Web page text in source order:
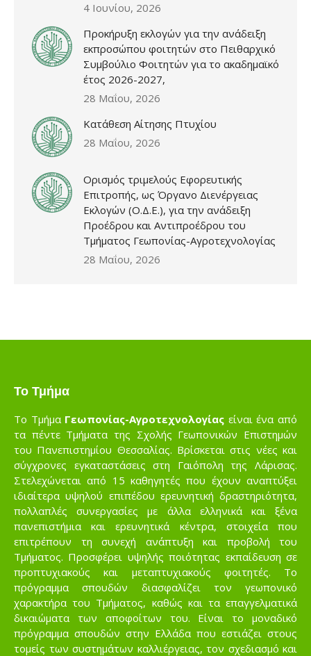
4 Ιουνίου, 2026
Προκήρυξη εκλογών για την ανάδειξη
εκπροσώπου φοιτητών στο Πειθαρχικό
Συμβούλιο Φοιτητών για το ακαδημαϊκό
έτος 2026-2027,
28 Μαΐου, 2026
Κατάθεση Αίτησης Πτυχίου
28 Μαΐου, 2026
Ορισμός τριμελούς Εφορευτικής
Επιτροπής, ως Όργανο Διενέργειας
Εκλογών (Ο.Δ.Ε.), για την ανάδειξη
Προέδρου και Αντιπροέδρου του
Τμήματος Γεωπονίας-Αγροτεχνολογίας
28 Μαΐου, 2026
Το Τμήμα
Το Τμήμα Γεωπονίας-Αγροτεχνολογίας είναι ένα από
τα πέντε Τμήματα της Σχολής Γεωπονικών Επιστημών
του Πανεπιστημίου Θεσσαλίας. Βρίσκεται στις νέες και
σύγχρονες εγκαταστάσεις στη Γαιόπολη της Λάρισας.
Στελεχώνεται από 15 καθηγητές που έχουν αναπτύξει
ιδιαίτερα υψηλού επιπέδου ερευνητική δραστηριότητα,
πολλαπλές συνεργασίες με άλλα ελληνικά και ξένα
πανεπιστήμια και ερευνητικά κέντρα, στοιχεία που
επιτρέπουν τη συνεχή ανάπτυξη και προβολή του
Τμήματος. Προσφέρει υψηλής ποιότητας εκπαίδευση σε
προπτυχιακούς και μεταπτυχιακούς φοιτητές. Το
πρόγραμμα σπουδών διασφαλίζει τον γεωπονικό
χαρακτήρα του Τμήματος, καθώς και τα επαγγελματικά
δικαιώματα των αποφοίτων του. Είναι το μοναδικό
πρόγραμμα σπουδών στην Ελλάδα που εστιάζει στους
τομείς των συστημάτων καλλιέργειας, τον σχεδιασμό και